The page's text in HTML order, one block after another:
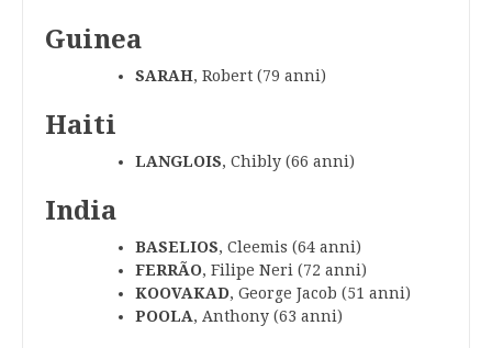
Guinea
SARAH, Robert (79 anni)
Haiti
LANGLOIS, Chibly (66 anni)
India
BASELIOS, Cleemis (64 anni)
FERRÃO, Filipe Neri (72 anni)
KOOVAKAD, George Jacob (51 anni)
POOLA, Anthony (63 anni)